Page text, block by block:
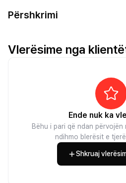
Përshkrimi
Vlerësime nga
Ende nuk ka
Bëhu i pari që ndan
ndihmo blerësit e
Shkruaj